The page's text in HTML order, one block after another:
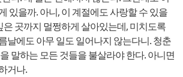
있을까. 아니, 이 계절에도 사랑할 수 있을
은 곳까지 멀쩡하게 살아있는데, 미치도록
날에도 아무 일도 일어나지 않는다니. 청춘
말하는 모든 것들을 불살라야 한다. 아니면
거나.